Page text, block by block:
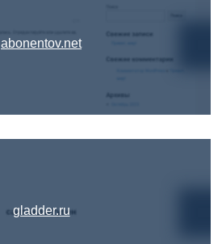
abonentov.net
gladder.ru